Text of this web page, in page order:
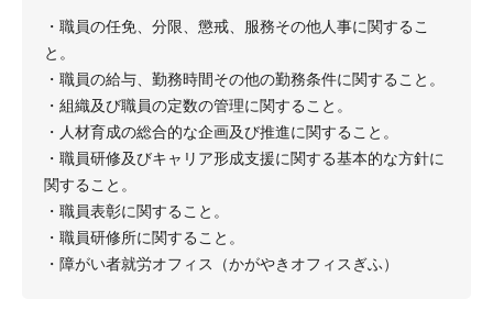
・職員の任免、分限、懲戒、服務その他人事に関するこ
と。
・職員の給与、勤務時間その他の勤務条件に関すること。
・組織及び職員の定数の管理に関すること。
・人材育成の総合的な企画及び推進に関すること。
・職員研修及びキャリア形成支援に関する基本的な方針に
関すること。
・職員表彰に関すること。
・職員研修所に関すること。
・障がい者就労オフィス（かがやきオフィスぎふ）